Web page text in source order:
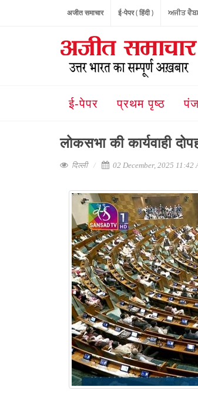
अजीत समाचार ई-पेपर ( हिंदी ) ਅਜੀਤ
ई-पेपर प्रथम पृष्ठ
लोकसभा की कार्यवाही
दिल्ली 02 December, 2025 11:42